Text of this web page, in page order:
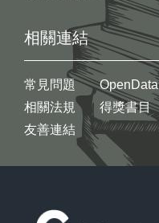
相關連結
常見問題
相關法規
友善連結
OpenData
得獎書目